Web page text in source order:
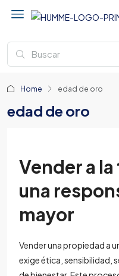
Home edad de oro
edad de oro
Vender a
una
mayor
Vender una propiedad a
exige ética, sensibilidad,